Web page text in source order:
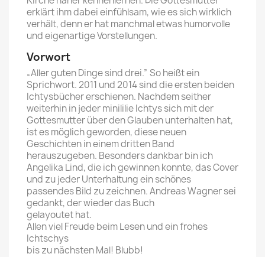
erklärt ihm dabei einfühlsam, wie es sich wirklich
verhält, denn er hat manchmal etwas humorvolle
und eigenartige Vorstellungen.
Vorwort
„Aller guten Dinge sind drei.” So heißt ein
Sprichwort. 2011 und 2014 sind die ersten beiden
Ichtysbücher erschienen. Nachdem seither
weiterhin in jeder minililie Ichtys sich mit der
Gottesmutter über den Glauben unterhalten hat,
ist es möglich geworden, diese neuen
Geschichten in einem dritten Band
herauszugeben. Besonders dankbar bin ich
Angelika Lind, die ich gewinnen konnte, das Cover
und zu jeder Unterhaltung ein schönes
passendes Bild zu zeichnen. Andreas Wagner sei
gedankt, der wieder das Buch
gelayoutet hat.
Allen viel Freude beim Lesen und ein frohes
Ichtschys
bis zu nächsten Mal! Blubb!